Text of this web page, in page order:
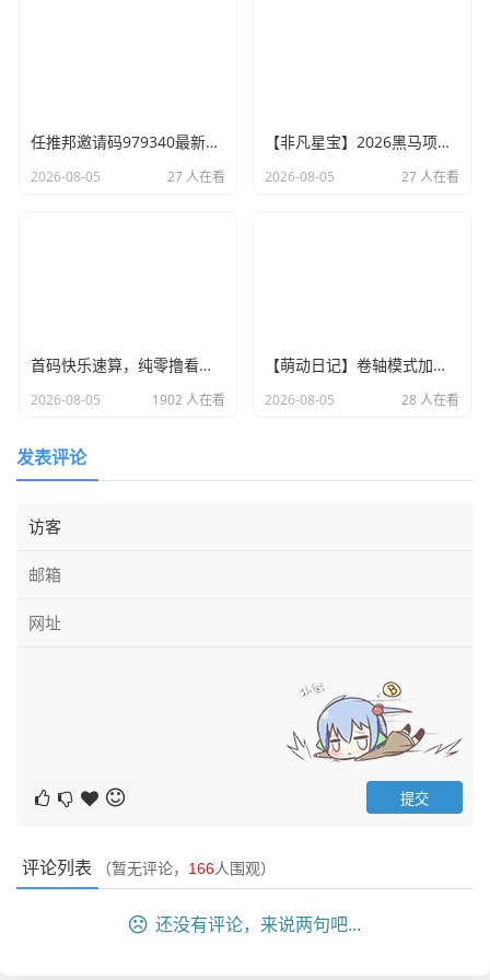
任推邦邀请码979340最新上线，全新首码，网盘拉新单价高！
2026-08-05 27 人在看
【非凡星宝】2026黑马项目，平台首发！ 注册即享三重好礼，注册赠激活码
2026-08-05 27 人在看
首码快乐速算，纯零撸看广告，苹果安卓双端，无线撸
2026-08-05 1902 人在看
【萌动日记】卷轴模式加速释放卷，零撸操作简单，每天7个广告
2026-08-05 28 人在看
发表评论
评论列表 （暂无评论， 166人围观）
还没有评论，来说两句吧...